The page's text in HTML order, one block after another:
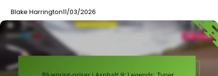
Blake Harrington11/03/2026